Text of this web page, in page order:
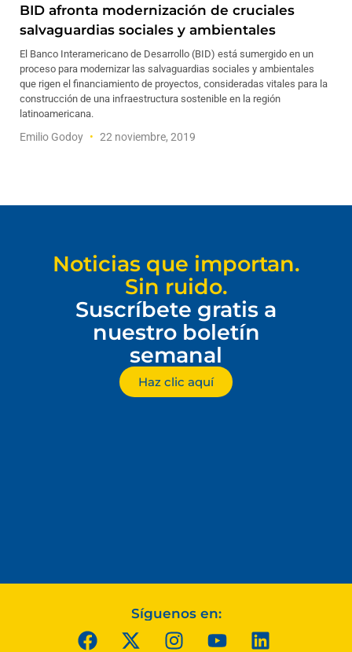
BID afronta modernización de cruciales
salvaguardias sociales y ambientales
El Banco Interamericano de Desarrollo (BID) está sumergido en un
proceso para modernizar las salvaguardias sociales y ambientales
que rigen el financiamiento de proyectos, consideradas vitales para la
construcción de una infraestructura sostenible en la región
latinoamericana.
Emilio Godoy 22 noviembre, 2019
Noticias que importan.
Sin ruido.
Suscríbete gratis a
nuestro boletín
semanal
Haz clic aquí
Síguenos en: